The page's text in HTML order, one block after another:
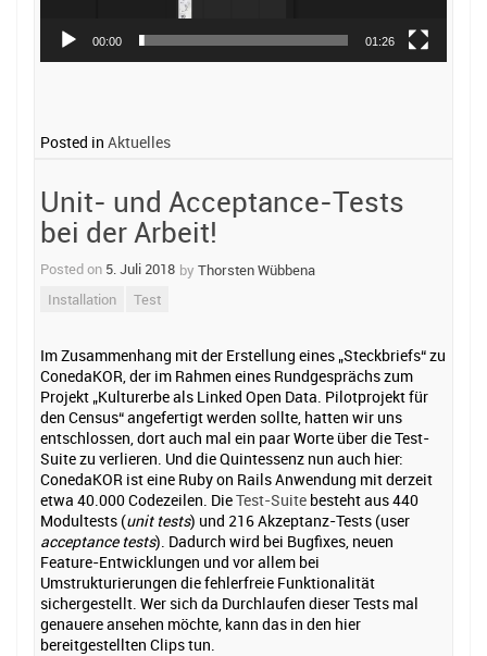
00:00 01:26
Posted in Aktuelles
Unit- und Acceptance-Tests
bei der Arbeit!
Posted on 5. Juli 2018 by Thorsten Wübbena
Installation
Test
Im Zusammenhang mit der Erstellung eines „Steckbriefs“ zu
ConedaKOR, der im Rahmen eines Rundgesprächs zum
Projekt „Kulturerbe als Linked Open Data. Pilotprojekt für
den Census“ angefertigt werden sollte, hatten wir uns
entschlossen, dort auch mal ein paar Worte über die Test-
Suite zu verlieren. Und die Quintessenz nun auch hier:
ConedaKOR ist eine Ruby on Rails Anwendung mit derzeit
etwa 40.000 Codezeilen. DieTest-Suite besteht aus 440
Modultests (unit tests) und 216 Akzeptanz-Tests (user
acceptance tests). Dadurch wird bei Bugfixes, neuen
Feature-Entwicklungen und vor allem bei
Umstrukturierungen die fehlerfreie Funktionalität
sichergestellt. Wer sich da Durchlaufen dieser Tests mal
genauere ansehen möchte, kann das in den hier
bereitgestellten Clips tun.